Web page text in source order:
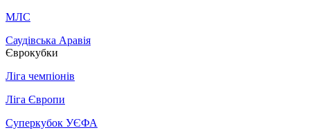
МЛС
Саудівська Аравія
Єврокубки
Ліга чемпіонів
Ліга Європи
Суперкубок УЄФА